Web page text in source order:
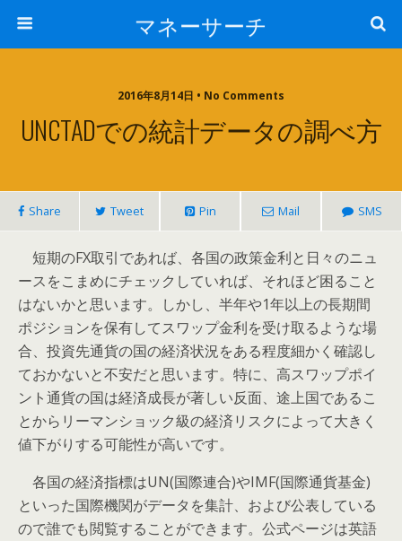
マネーサーチ
2016年8月14日 • No Comments
UNCTADでの統計データの調べ方
Share Tweet Pin Mail SMS
短期のFX取引であれば、各国の政策金利と日々のニュ
ースをこまめにチェックしていれば、それほど困ること
はないかと思います。しかし、半年や1年以上の長期間
ポジションを保有してスワップ金利を受け取るような場
合、投資先通貨の国の経済状況をある程度細かく確認し
ておかないと不安だと思います。特に、高スワップポイ
ント通貨の国は経済成長が著しい反面、途上国であるこ
とからリーマンショック級の経済リスクによって大きく
値下がりする可能性が高いです。
各国の経済指標はUN(国際連合)やIMF(国際通貨基金)
といった国際機関がデータを集計、および公表している
ので誰でも閲覧することができます。公式ページは英語